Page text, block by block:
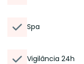
Spa
Vigilância 24h